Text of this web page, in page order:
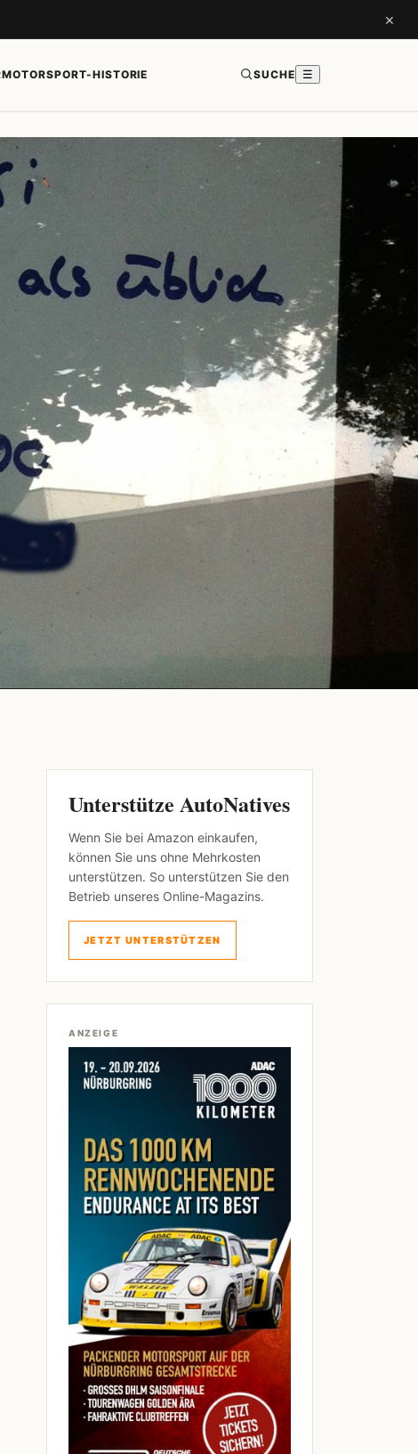
×
MOTORSPORT-HISTORIE SUCHE ☰
Unterstütze AutoNatives
Wenn Sie bei Amazon einkaufen,
können Sie uns ohne Mehrkosten
unterstützen. So unterstützen Sie den
Betrieb unseres Online-Magazins.
JETZT UNTERSTÜTZEN
ANZEIGE